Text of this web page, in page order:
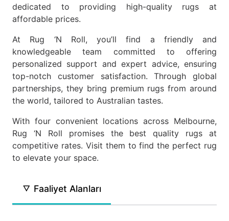
dedicated to providing high-quality rugs at
affordable prices.
At Rug ‘N Roll, you’ll find a friendly and
knowledgeable team committed to offering
personalized support and expert advice, ensuring
top-notch customer satisfaction. Through global
partnerships, they bring premium rugs from around
the world, tailored to Australian tastes.
With four convenient locations across Melbourne,
Rug ‘N Roll promises the best quality rugs at
competitive rates. Visit them to find the perfect rug
to elevate your space.
Faaliyet Alanları